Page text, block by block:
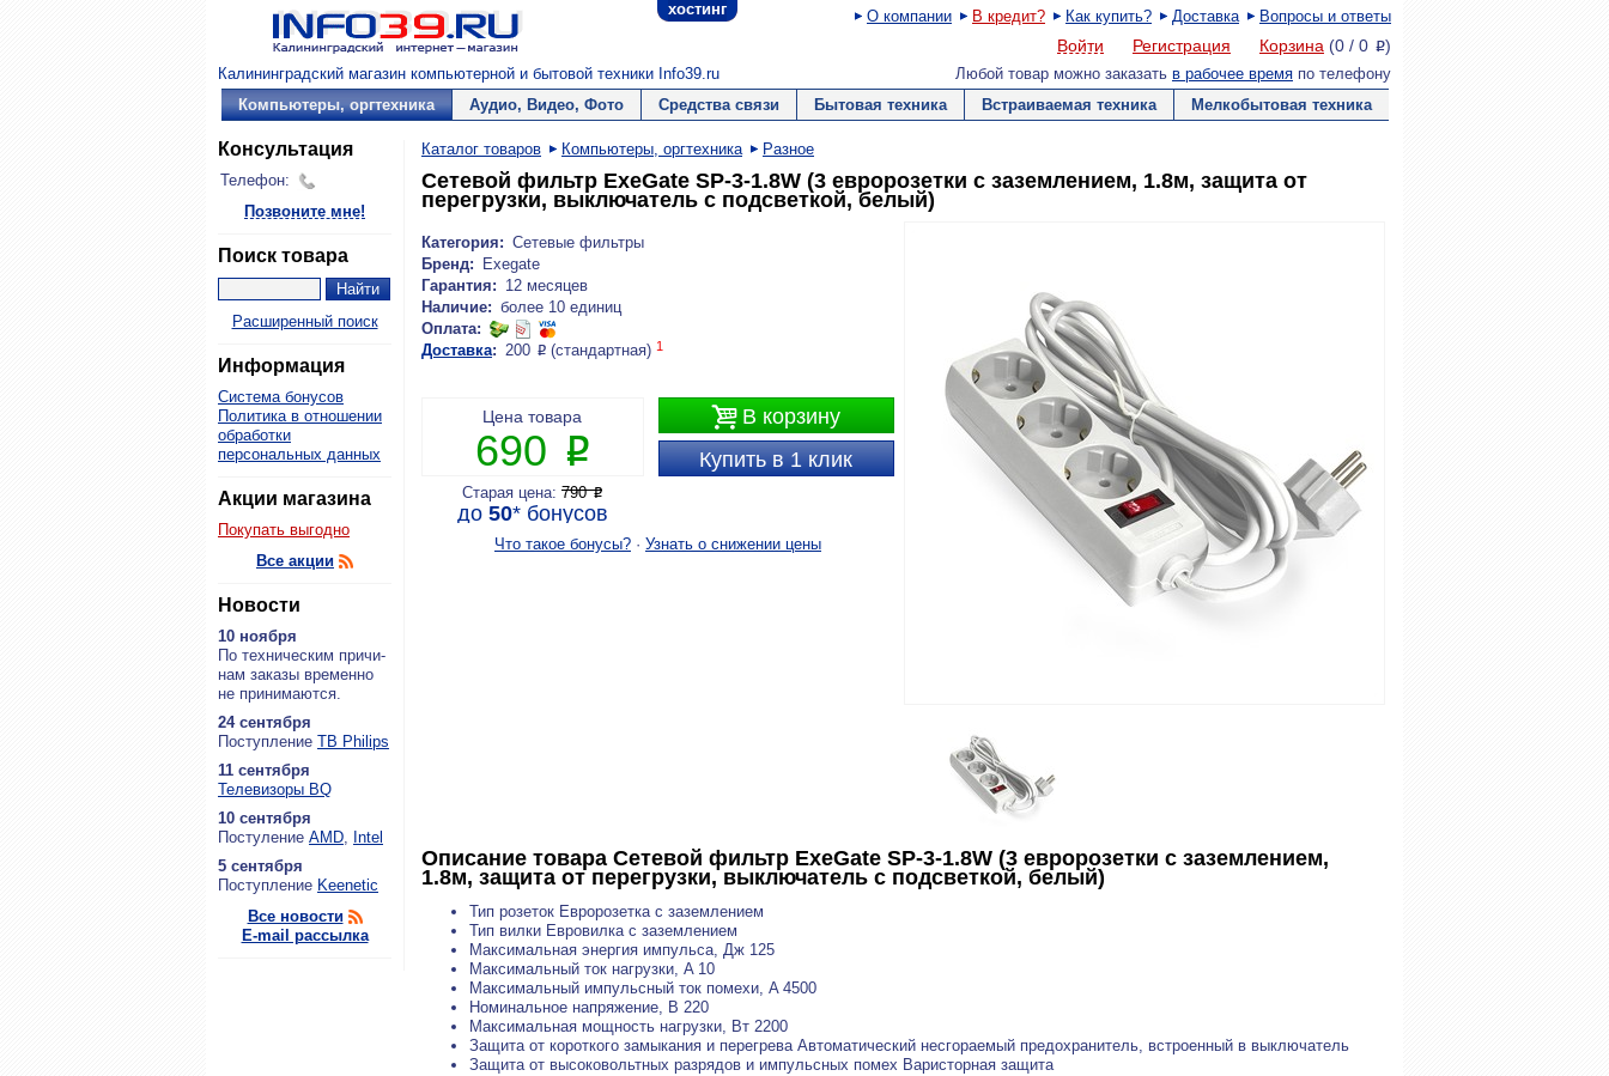
хостинг О компании В кредит? Как купить? Доставка Вопросы и ответы
Войти Регистрация Корзина (0 / 0 P)
Калининградский магазин компьютерной и бытовой техники Info39.ru Любой товар можно заказать в рабочее время по телефону
Компьютеры, оргтехника
Аудио, Видео, Фото Средства связи Бытовая техника Встраиваемая техника Мелкобытовая техника
Консультация
Телефон:
Позвоните мне!
Поиск товара
Расширенный поиск
Информация
Система бонусов
Политика в отношении
обработки
персональных данных
Акции магазина
Покупать выгодно
Все акции
Новости
10 ноября
По тех­ни­че­ским при­чи­
нам за­ка­зы вре­мен­но
не при­ни­ма­ют­ся.
24 сентября
По­ступ­ле­ние ТВ Philips
11 сентября
Теле­ви­зо­ры BQ
10 сентября
По­сту­ле­ние AMD, Intel
5 сентября
По­ступ­ле­ние Keenetic
Все новости
E-mail рассылка
Каталог товаров Компьютеры, оргтехника Разное
Сетевой фильтр ExeGate SP-3-1.8W (3 евророзетки с заземлением, 1.8м, защита от
перегрузки, выключатель с подсветкой, белый)
Категория: Сетевые фильтры
Бренд:
Exegate
Гарантия: 12 месяцев
Наличие: более 10 единиц
Оплата:
Доставка: 200 P(стандартная) 1
В корзину
Купить в 1 клик
Цена товара
690 P
Старая цена:790P
до 50*бонусов
Что такое бонусы? · Узнать о снижении цены
Описание товара Сетевой фильтр ExeGate SP-3-1.8W (3 евророзетки с заземлением,
1.8м, защита от перегрузки, выключатель с подсветкой, белый)
Тип розеток Евророзетка с заземлением
Тип вилки Евровилка с заземлением
Максимальная энергия импульса, Дж 125
Максимальный ток нагрузки, A 10
Максимальный импульсный ток помехи, A 4500
Номинальное напряжение, В 220
Максимальная мощность нагрузки, Вт 2200
Защита от короткого замыкания и перегрева Автоматический несгораемый предохранитель, встроенный в выключатель
Защита от высоковольтных разрядов и импульсных помех Варисторная защита